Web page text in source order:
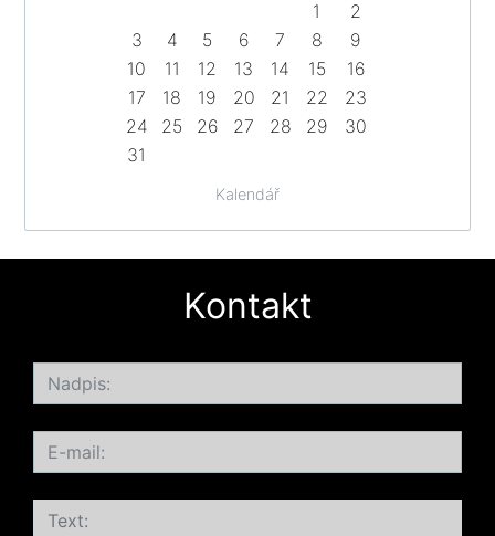
Kalendář
1
2
3
4 5 6 7 8
9
10
11 12 13 14 15
16
17
18 19 20 21 22
23
24
25 26 27 28 29
30
31
Kontakt